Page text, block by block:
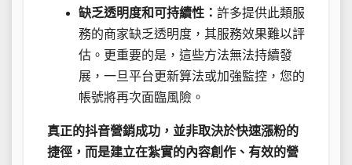
缺乏透明度和可持續性： 許多提供此類服
務的商家缺乏透明度，其服務效果難以評
估。更重要的是，這些方法無法持續發
展，一旦平台更新算法或加強監控，您的
帳號將再次面臨風險。
真正的抖音營銷成功，並非取決於快速漲粉的
捷徑，而是建立在紮實的內容創作、有效的營